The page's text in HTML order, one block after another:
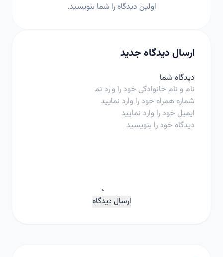
اولین دیدگاه را شما بنویسید.
ارسال دیدگاه جدید
دیدگاه شما
ارسال دیدگاه